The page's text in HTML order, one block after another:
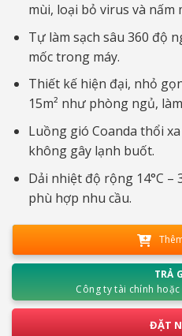
mùi, loại bỏ virus và nấm
Tự làm sạch sâu 360 độ
mốc trong máy.
Thiết kế hiện đại, nhỏ
15m² như phòng ngủ,
Luồng gió Coanda thổi
không gây lạnh buốt.
Dải nhiệt độ rộng 14°C –
phù hợp nhu cầu.
TRẢ
Công ty tài chính
ĐẶT